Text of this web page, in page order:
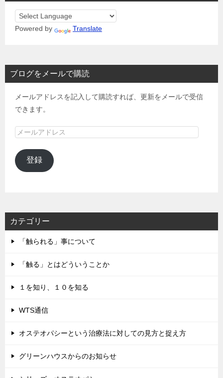
Powered by Translate
ブログをメールで購読
メールアドレスを記入して購読すれば、更新をメールで受信
できます。
メ
ル
ア
登録
カテゴリー
「触られる」事について
「触る」とはどういうことか
１を知り、１０を知る
WTS通信
オステオパシーという治療法に対しての見方と捉え方
グリーンハウスからのお知らせ